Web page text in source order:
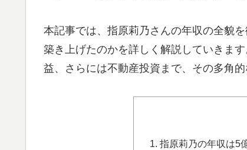
本記事では、指原莉乃さんの年収の全貌
築き上げたのかを詳しく解説していきま
益、さらには不動産投資まで、その多角的
指原莉乃の年収は5